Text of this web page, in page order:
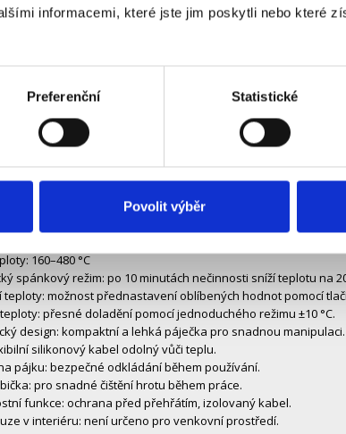
informacemi, které jste jim poskytli nebo které
Preferenční Statistické
Povolit výběr
pro přesné pájení, která zobrazuje nastavenou a
Automatický spánkový režim po 10 minutách nečinnosti, který
odkládání. Kalibrace teploty a čisticí houbička pro
délka napájecího kabelu 1,35m.
dvojitý ukazatel zobrazující nastavenou a aktuální teplotu.
160–480 °C
spánkový režim: po 10 minutách nečinnosti sníží teplotu na
možnost přednastavení oblíbených hodnot pomocí
přesné doladění pomocí jednoduchého režimu ±10 °C.
design: kompaktní a lehká páječka pro snadnou manipulaci.
silikonový kabel odolný vůči teplu.
pájku: bezpečné odkládání během používání.
pro snadné čištění hrotu během práce.
funkce: ochrana před přehřátím, izolovaný kabel.
v interiéru: není určeno pro venkovní prostředí.